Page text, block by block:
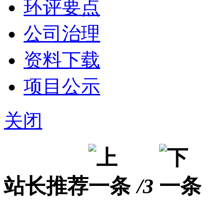
环评要点
公司治理
资料下载
项目公示
关闭
站长推荐 /3